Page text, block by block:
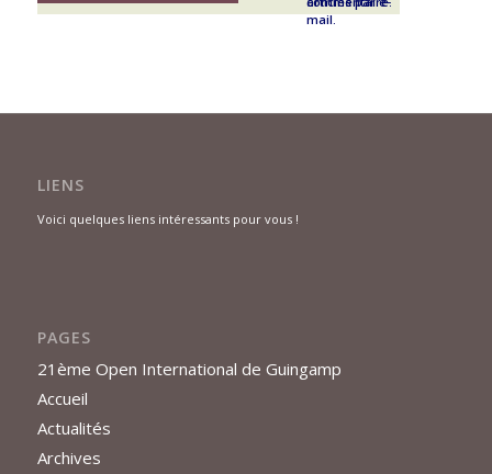
mail.
LIENS
Voici quelques liens intéressants pour vous !
PAGES
21ème Open International de Guingamp
Accueil
Actualités
Archives